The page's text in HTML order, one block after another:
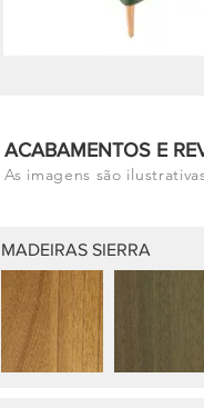
ACABAMENTOS E
As imagens são
MADEIRAS SIERRA